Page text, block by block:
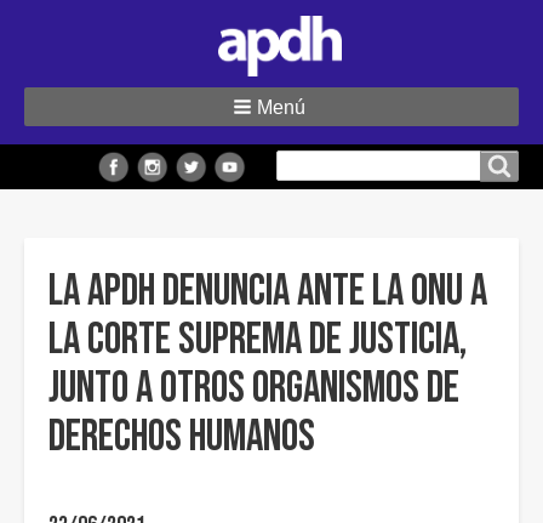
sitio
Menú
La APDH denuncia ante la ONU a
la Corte Suprema de Justicia,
junto a otros Organismos de
Derechos Humanos